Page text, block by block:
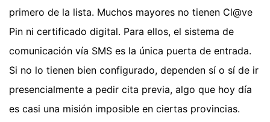
primero de la lista. Muchos mayores no tienen Cl@ve
Pin ni certificado digital. Para ellos, el sistema de
comunicación vía SMS es la única puerta de entrada.
Si no lo tienen bien configurado, dependen sí o sí de ir
presencialmente a pedir cita previa, algo que hoy día
es casi una misión imposible en ciertas provincias.